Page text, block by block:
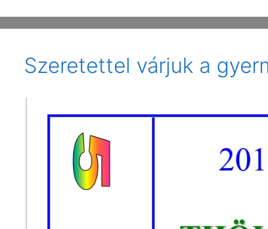
e
o
er l
z
m
Szeretettel várjuk a